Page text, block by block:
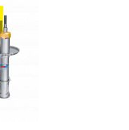
задачей амо..